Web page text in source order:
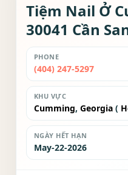
Tiệm Nail Ở
30041 Cần
PHONE
(404) 247-5297
KHU VỰC
Cumming, Georgia (
NGÀY HẾT HẠN
May-22-2026